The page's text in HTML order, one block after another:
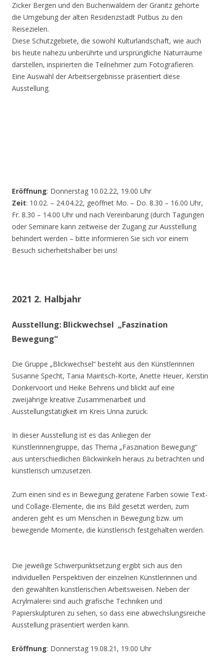
Zicker Bergen und den Buchenwäldern der Granitz gehörte
die Umgebung der alten Residenzstadt Putbus zu den
Reisezielen.
Diese Schutzgebiete, die sowohl Kulturlandschaft, wie auch
bis heute nahezu unberührte und ursprüngliche Naturräume
darstellen, inspirierten die Teilnehmer zum Fotografieren.
Eine Auswahl der Arbeitsergebnisse präsentiert diese
Ausstellung.
Eröffnung: Donnerstag 10.02.22, 19.00 Uhr
Zeit: 10.02. – 24.04.22, geöffnet Mo. – Do. 8.30 – 16.00 Uhr,
Fr. 8.30 – 14.00 Uhr und nach Vereinbarung (durch Tagungen
oder Seminare kann zeitweise der Zugang zur Ausstellung
behindert werden – bitte informieren Sie sich vor einem
Besuch sicherheitshalber bei uns!
2021 2. Halbjahr
Ausstellung: Blickwechsel „Faszination
Bewegung“
Die Gruppe „Blickwechsel“ besteht aus den Künstlerinnen
Susanne Specht, Tania Mairitsch-Korte, Anette Heuer, Kerstin
Donkervoort und Heike Behrens und blickt auf eine
zweijährige kreative Zusammenarbeit und
Ausstellungstätigkeit im Kreis Unna zurück.
In dieser Ausstellung ist es das Anliegen der
Künstlerinnengruppe, das Thema „Faszination Bewegung“
aus unterschiedlichen Blickwinkeln heraus zu betrachten und
künstlerisch umzusetzen.
Zum einen sind es in Bewegung geratene Farben sowie Text-
und Collage-Elemente, die ins Bild gesetzt werden, zum
anderen geht es um Menschen in Bewegung bzw. um
bewegende Momente, die künstlerisch festgehalten werden.
Die jeweilige Schwerpunktsetzung ergibt sich aus den
individuellen Perspektiven der einzelnen Künstlerinnen und
den gewählten künstlerischen Arbeitsweisen. Neben der
Acrylmalerei sind auch grafische Techniken und
Papierskulpturen zu sehen, so dass eine abwechslungsreiche
Ausstellung präsentiert werden kann.
Eröffnung: Donnerstag 19.08.21, 19.00 Uhr